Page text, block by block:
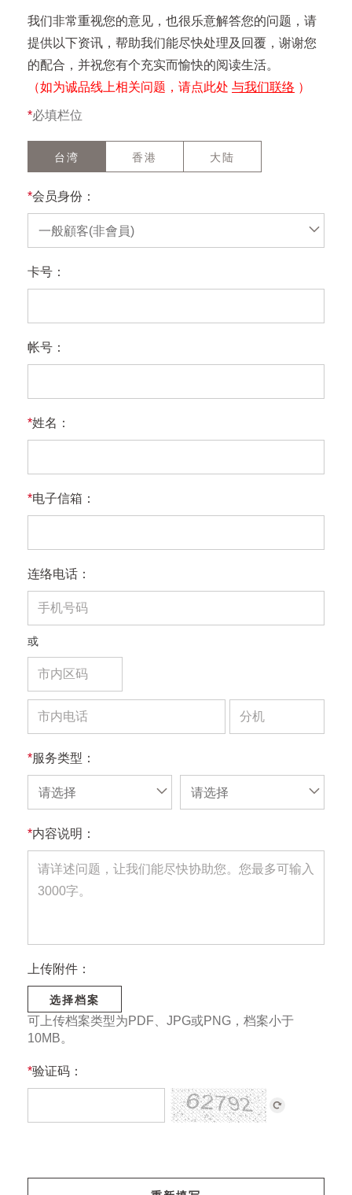
我们非常重视您的意见，也很乐意解答您的问题，请
提供以下资讯，帮助我们能尽快处理及回覆，谢谢您
的配合，并祝您有个充实而愉快的阅读生活。
（如为诚品线上相关问题，请点此处 与我们联络 ）
*必填栏位
台湾 香港 大陆
*会员身份：
一般顧客(非會員)
卡号：
帐号：
*姓名：
*电子信箱：
连络电话：
或
*服务类型：
请选择 请选择
*内容说明：
上传附件：
选择档案
可上传档案类型为PDF、JPG或PNG，档案小于
10MB。
*验证码：